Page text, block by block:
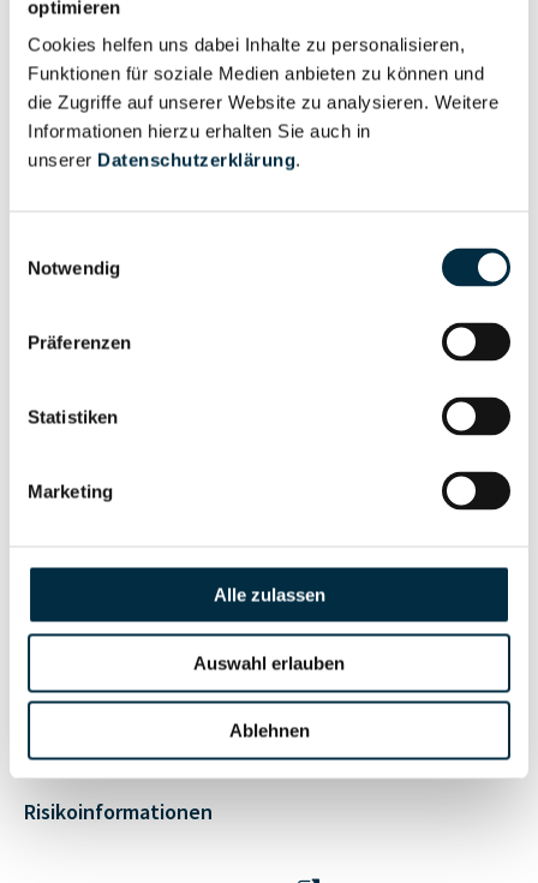
optimieren
Cookies helfen uns dabei Inhalte zu personalisieren,
Funktionen für soziale Medien anbieten zu können und
die Zugriffe auf unserer Website zu analysieren. Weitere
Informationen hierzu erhalten Sie auch in
unserer Datenschutzerklärung.
Notwendig
Präferenzen
Statistiken
Marketing
Alle zulassen
Auswahl erlauben
Ablehnen
Wirtschaftlich
Berechtigter
Vollständiges
Unternehmensprofil
anfragen
Eigentums- und Kontrollstruktur
Vollständiges
Vollständiges
Berechtigten Pfad
Vollständiges
Unternehmensprofil
anfragen
Risikoinformationen